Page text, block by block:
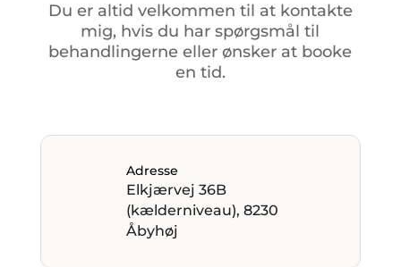
Du er altid velkommen til at kontakte
mig, hvisdu harspørgsmåltil
behandlingerneellerønsker at booke
en tid.
Adresse
Elkjærvej 36B
(kælderniveau), 8230
Åbyhøj